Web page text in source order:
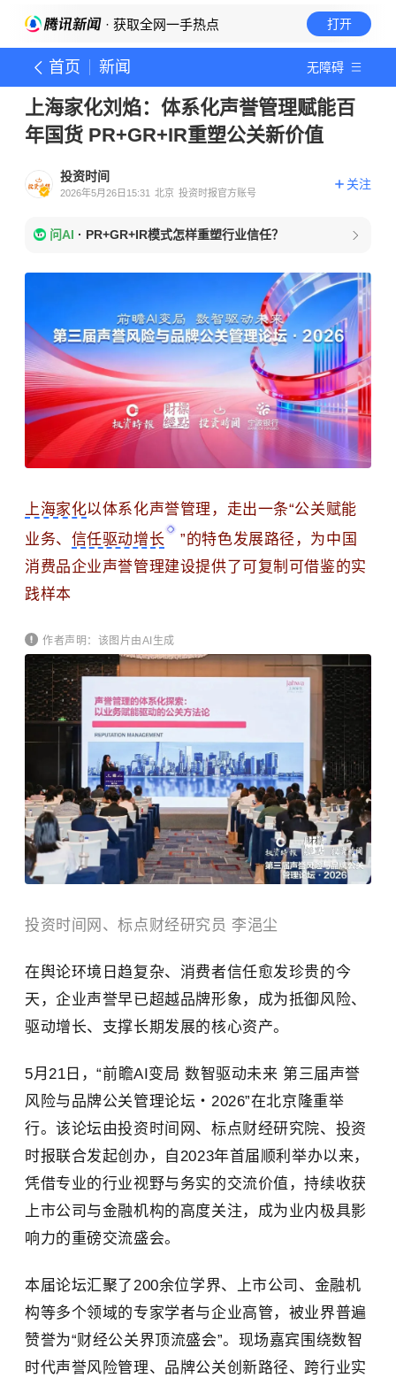
· 获取全网一手热点 打开
首页 新闻 无障碍
上海家化刘焰：体系化声誉管理赋能百
年国货 PR+GR+IR重塑公关新价值
投资时间
2026年5月26日15:31 北京 投资时报官方账号
关注
问AI · PR+GR+IR模式怎样重塑行业信任？
上海家化以体系化声誉管理，走出一条“公关赋能
业务、 信任驱动增长
”的特色发展路径，为中国
消费品企业声誉管理建设提供了可复制可借鉴的实
践样本
作者声明：该图片由AI生成
投资时间网、标点财经研究员 李浥尘
在舆论环境日趋复杂、消费者信任愈发珍贵的今
天，企业声誉早已超越品牌形象，成为抵御风险、
驱动增长、支撑长期发展的核心资产。
5月21日，“前瞻AI变局 数智驱动未来 第三届声誉
风险与品牌公关管理论坛・2026”在北京隆重举
行。该论坛由投资时间网、标点财经研究院、投资
时报联合发起创办，自2023年首届顺利举办以来，
凭借专业的行业视野与务实的交流价值，持续收获
上市公司与金融机构的高度关注，成为业内极具影
响力的重磅交流盛会。
本届论坛汇聚了200余位学界、上市公司、金融机
构等多个领域的专家学者与企业高管，被业界普遍
赞誉为“财经公关界顶流盛会”。现场嘉宾围绕数智
时代声誉风险管理、品牌公关创新路径、跨行业实